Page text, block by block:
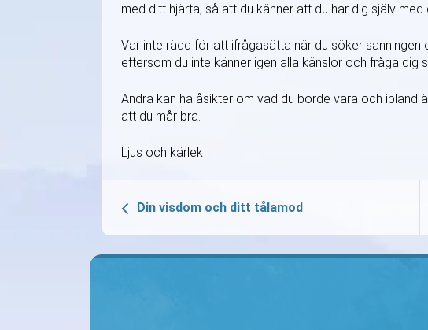
med ditt hjärta, så att du känner att du har dig själv
Var inte rädd för att ifrågasätta när du söker sanningen
eftersom du inte känner igen alla känslor och fråga dig
Andra kan ha åsikter om vad du borde vara och ibland
att du mår bra.
Ljus och kärlek
Din visdom och ditt tålamod